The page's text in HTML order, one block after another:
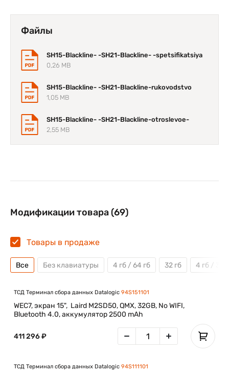
Файлы
SH15-Blackline- -SH21-Blackline- -spetsifikatsiya
0,26 MB
SH15-Blackline- -SH21-Blackline-rukovodstvo
1,05 MB
SH15-Blackline- -SH21-Blackline-otroslevoe-
2,55 MB
Модификации товара (69)
Товары в продаже
Все Без клавиатуры 4 гб / 64 гб 32 гб 4 гб / 32
ТСД Терминал сбора данных Datalogic 94S151101
WEC7, экран 15", Laird M2SD50, QMX, 32GB, No WIFI,
Bluetooth 4.0, аккумулятор 2500 mAh
411 296 ₽
ТСД Терминал сбора данных Datalogic 94S111101